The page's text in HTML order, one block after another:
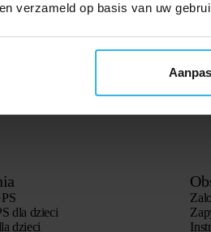
verzameld op basis van uw
dla dzieci
dzieci